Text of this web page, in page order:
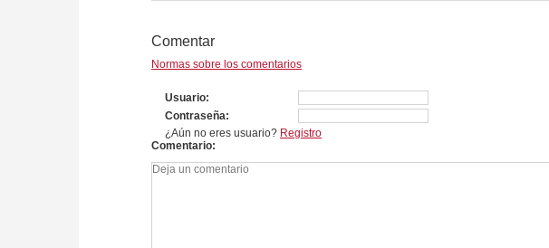
Comentar
Normas sobre los comentarios
Usuario
Contraseña
¿Aún no eres usuario? Registro
Comentario